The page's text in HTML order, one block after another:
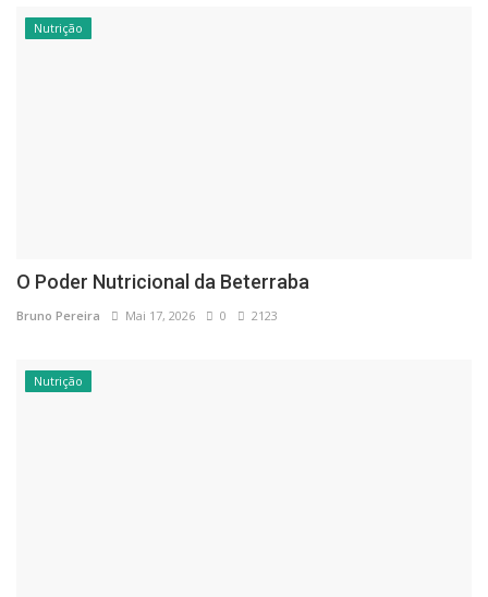
Nutrição
O Poder Nutricional da Beterraba
Bruno Pereira Mai 17, 2026 0 2123
Nutrição